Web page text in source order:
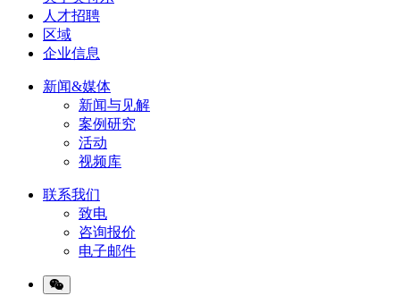
人才招聘
区域
企业信息
新闻&媒体
新闻与见解
案例研究
活动
视频库
联系我们
致电
咨询报价
电子邮件